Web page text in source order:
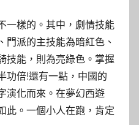
一樣的。其中，劇情技能
門派的主技能為暗紅色、
技能，則為亮綠色。掌握
功倍!還有一點，中國的
演化而來。在夢幻西遊
此。一個小人在跑，肯定